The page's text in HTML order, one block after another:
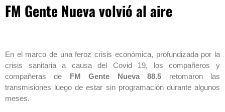
FM Gente Nueva volvió al aire
En el marco de una feroz crisis económica, profundizada por la
crisis sanitaria a causa del Covid 19, los compañeros y
compañeras de FM Gente Nueva 88.5 retomaron las
transmisiones luego de estar sin programación durante algunos
meses.